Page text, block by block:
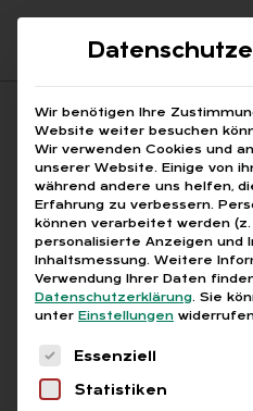
Suchfeld
Breadcrumb-Navigation
STARTSEITE
Alle
Schlag­wort
Wir benötigen Ihre
Website weiter besuchen
Wir verwenden Cookies und
unserer Website. Einige von
während andere uns helfen,
Erfahrung zu verbessern.
können verarbeitet werden (z.
personalisierte Anzeigen und
Inhaltsmessung. Weitere
Verwendung Ihrer Daten
Datenschutzerklärung. Sie
unter Einstellungen
Es folgt eine Liste der
Essenziell
Statistiken